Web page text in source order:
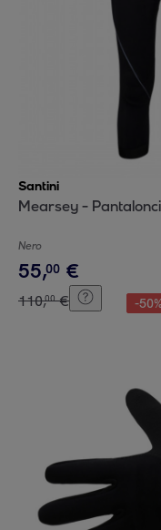
Santini
Mearsey -
Nero
55,00 €
110,00 € -50%